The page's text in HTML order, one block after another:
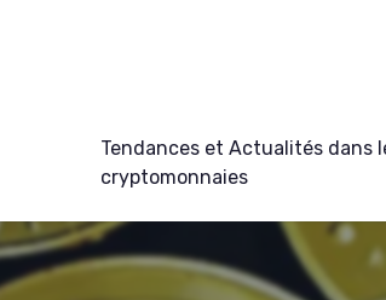
Tendances et Actualités dans
cryptomonnaies